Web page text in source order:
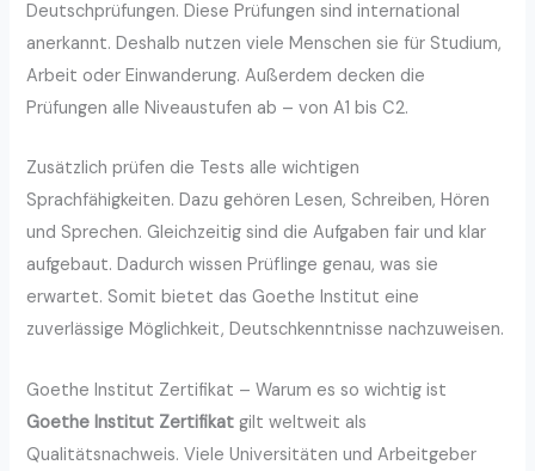
Deutschprüfungen. Diese Prüfungen sind international
anerkannt. Deshalb nutzen viele Menschen sie für Studium,
Arbeit oder Einwanderung. Außerdem decken die
Prüfungen alle Niveaustufen ab – von A1 bis C2.
Zusätzlich prüfen die Tests alle wichtigen
Sprachfähigkeiten. Dazu gehören Lesen, Schreiben, Hören
und Sprechen. Gleichzeitig sind die Aufgaben fair und klar
aufgebaut. Dadurch wissen Prüflinge genau, was sie
erwartet. Somit bietet das Goethe Institut eine
zuverlässige Möglichkeit, Deutschkenntnisse nachzuweisen.
Goethe Institut Zertifikat – Warum es so wichtig ist
Goethe Institut Zertifikat gilt weltweit als
Qualitätsnachweis. Viele Universitäten und Arbeitgeber